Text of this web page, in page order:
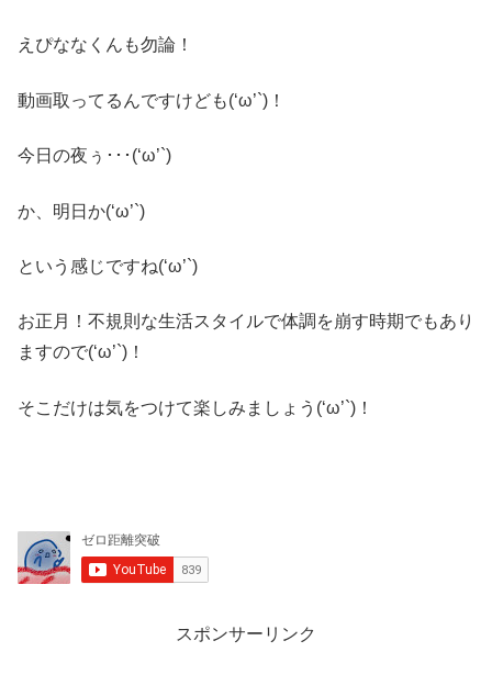
えぴななくんも勿論！
動画取ってるんですけども(‘ω’`)！
今日の夜ぅ･･･(‘ω’`)
か、明日か(‘ω’`)
という感じですね(‘ω’`)
お正月！不規則な生活スタイルで体調を崩す時期でもあり
ますので(‘ω’`)！
そこだけは気をつけて楽しみましょう(‘ω’`)！
スポンサーリンク